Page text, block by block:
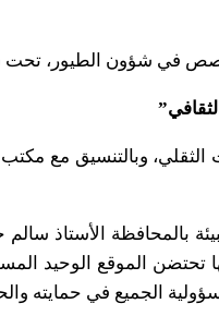
في شؤون الطيور، تحت
وبالتنسيق مع مكتب
بالمحافظة الأستاذ
الموقع الوحيد
الجميع في حمايته